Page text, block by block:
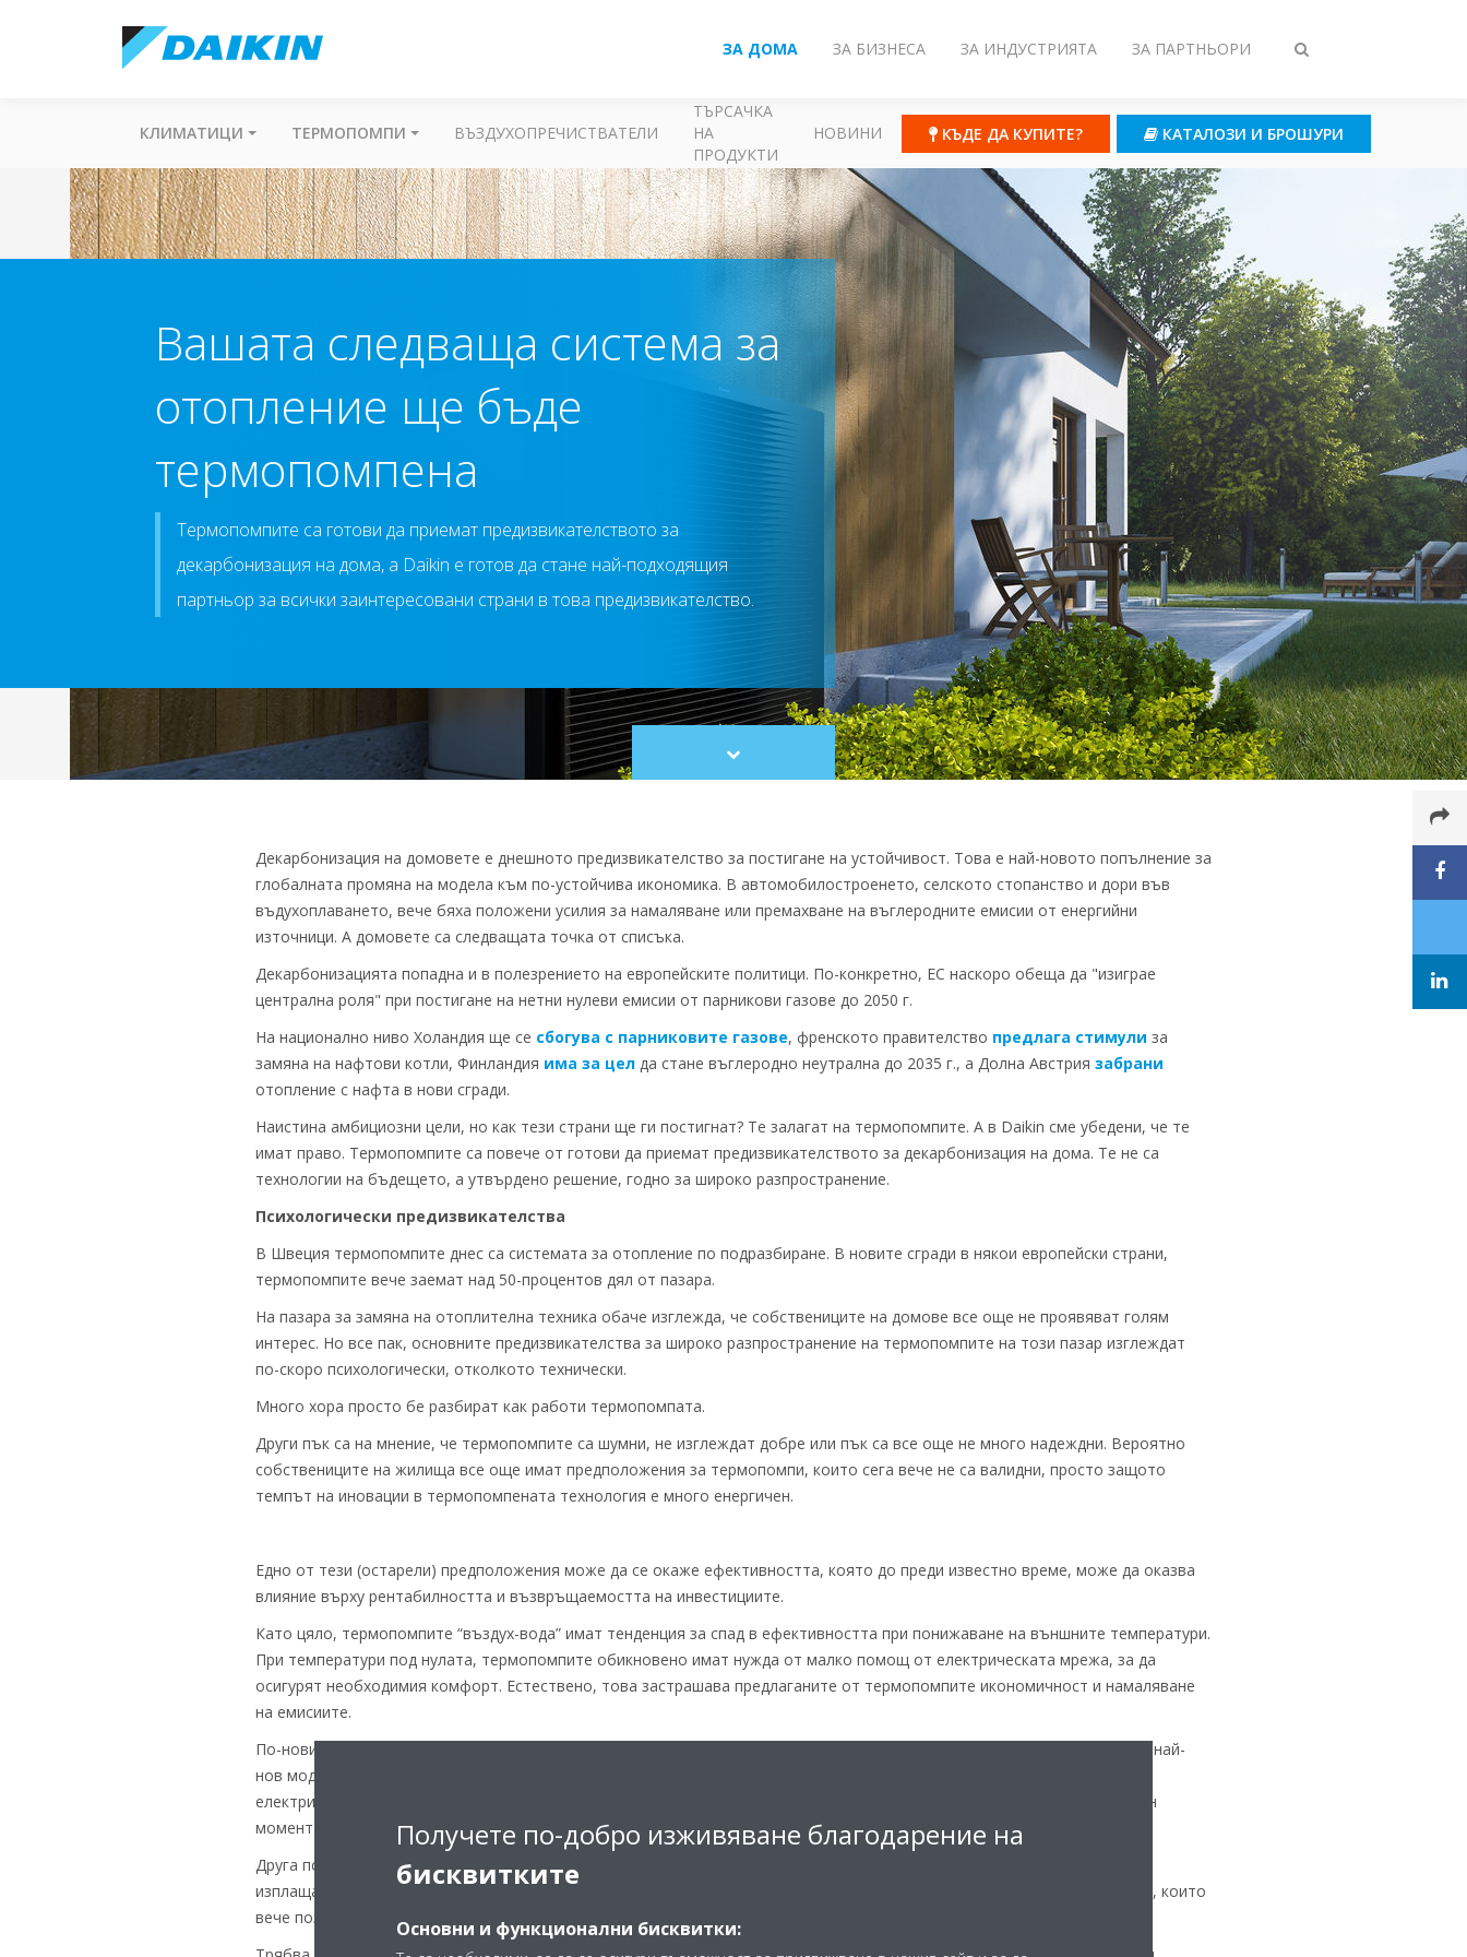
Toggle
ЗА ДОМА ЗА БИЗНЕСА ЗА ИНДУСТРИЯТА ЗА ПАРТНЬОРИ
КЛИМАТИЦИ ТЕРМОПОМПИ ВЪЗДУХОПРЕЧИСТВАТЕЛИ
ТЪРСАЧКА
НА
ПРОДУКТИ
НОВИНИ КЪДЕ ДА КУПИТЕ? КАТАЛОЗИ И БРОШУРИ
Вашата следваща система за
отопление ще бъде
термопомпена
Термопомпите са готови да приемат предизвикателството за
декарбонизация на дома, а Daikin е готов да стане най-подходящия
партньор за всички заинтересовани страни в това предизвикателство.
Scroll
to
Декарбонизация на домовете е днешното предизвикателство за постигане на устойчивост. Това е най-новото попълнение за
глобалната промяна на модела към по-устойчива икономика. В автомобилостроенето, селското стопанство и дори във
въдухоплаването, вече бяха положени усилия за намаляване или премахване на въглеродните емисии от енергийни
източници. А домовете са следващата точка от списъка.
Декарбонизацията попадна и в полезрението на европейските политици. По-конкретно, ЕС наскоро обеща да "изиграе
централна роля" при постигане на нетни нулеви емисии от парникови газове до 2050 г.
На национално ниво Холандия ще се сбогува с парниковите газове, френското правителство предлага стимули за
замяна на нафтови котли, Финландия има за целда стане въглеродно неутрална до 2035 г., а Долна Австрия забрани
отопление с нафта в нови сгради.
Наистина амбициозни цели, но как тези страни ще ги постигнат? Те залагат на термопомпите. А в Daikin сме убедени, че те
имат право. Термопомпите са повече от готови да приемат предизвикателството за декарбонизация на дома. Те не са
технологии на бъдещето, а утвърдено решение, годно за широко разпространение.
Психологически предизвикателства
В Швеция термопомпите днес са системата за отопление по подразбиране. В новите сгради в някои европейски страни,
термопомпите вече заемат над 50-процентов дял от пазара.
На пазара за замяна на отоплителна техника обаче изглежда, че собствениците на домове все още не проявяват голям
интерес. Но все пак, основните предизвикателства за широко разпространение на термопомпите на този пазар изглеждат
по-скоро психологически, отколкото технически.
Много хора просто бе разбират как работи термопомпата.
Други пък са на мнение, че термопомпите са шумни, не изглеждат добре или пък са все още не много надеждни. Вероятно
собствениците на жилища все още имат предположения за термопомпи, които сега вече не са валидни, просто защото
темпът на иновации в термопомпената технология е много енергичен.
Едно от тези (остарели) предположения може да се окаже ефективността, която до преди известно време, може да оказва
влияние върху рентабилността и възвръщаемостта на инвестициите.
Като цяло, термопомпите “въздух-вода” имат тенденция за спад в ефективността при понижаване на външните температури.
При температури под нулата, термопомпите обикновено имат нужда от малко помощ от електрическата мрежа, за да
осигурят необходимия комфорт. Естествено, това застрашава предлаганите от термопомпите икономичност и намаляване
на емисиите.
По-новите поколения термопомпи са с все по-висока ефективност, дори и при по-ниски външни температури. Нашият най-
нов модел термопомпа “въздух-вода”,
електричество до външна температура от минус 15 градуса по Целзий. Иновации като 3HHT предствавляват повратен
момент за термопомпите като средство за замяна на котлите, работещи с изкопаеми горива.
Друга психологическа бариера е липсата на информация сред монтажници и архитекти, което затруднява тяхното
изплащане. Като бранш, ние трябва да излезем извън рамките на "термопомпения хор" от монтажници и специалисти, които
вече познават добре тънкостите на климатизацията.
Получете по-добро изживяване благодарение на
бисквитките
Основни и функционални бисквитки: